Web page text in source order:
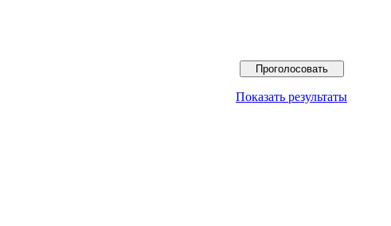
Показать результаты